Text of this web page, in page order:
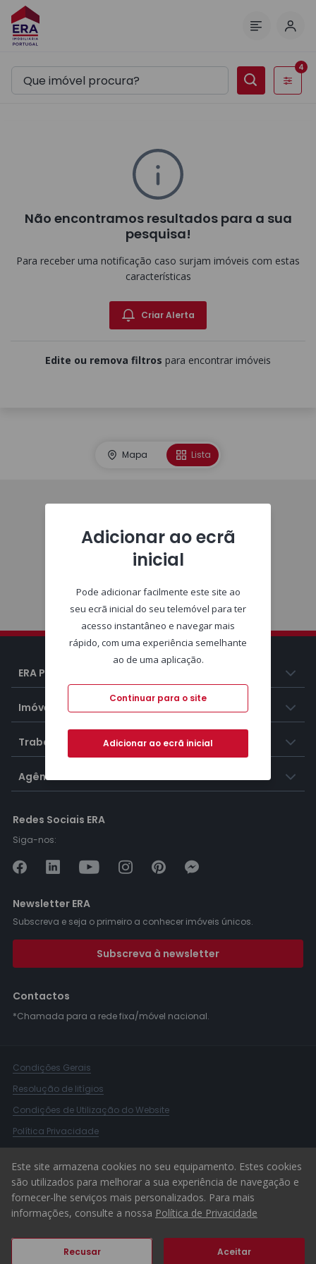
Filtros
4
Não encontramos resultados para a sua
pesquisa!
Para receber uma notificação caso surjam imóveis com estas
características
Criar Alerta
Edite ou remova filtros para encontrar imóveis
Mapa Lista
ERA Portugal
Imóveis
Trabalhar na ERA
Agências ERA
Redes Sociais ERA
Siga-nos:
Newsletter ERA
Subscreva e seja o primeiro a conhecer imóveis únicos.
Subscreva à newsletter
Contactos
*Chamada para a rede fixa/móvel nacional.
Condições Gerais
Resolução de litígios
Condições de Utilização do Website
Política Privacidade
Canal de Denúncias
© 2026 ERA Portugal
Este site armazena cookies no seu equipamento. Estes cookies
são utilizados para melhorar a sua experiência de navegação e
fornecer-lhe serviços mais personalizados. Para mais
informações, consulte a nossa Política de Privacidade
Recusar Aceitar
Adicionar ao ecrã
inicial
Pode adicionar facilmente este site ao
seu ecrã inicial do seu telemóvel para ter
acesso instantâneo e navegar mais
rápido, com uma experiência semelhante
ao de uma aplicação.
Continuar para o site
Adicionar ao ecrã inicial